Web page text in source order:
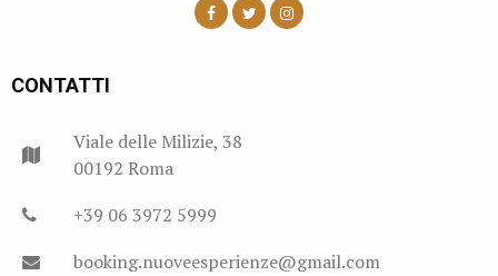
CONTATTI
Viale delle Milizie, 38
00192 Roma
+39 06 3972 5999
booking.nuoveesperienze@gmail.com